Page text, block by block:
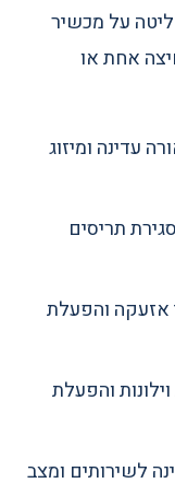
על מכשיר
אחת או
עדינה ומיזוג
תריסים
אזעקה והפעלת
והפעלת
לשירותים ומצב